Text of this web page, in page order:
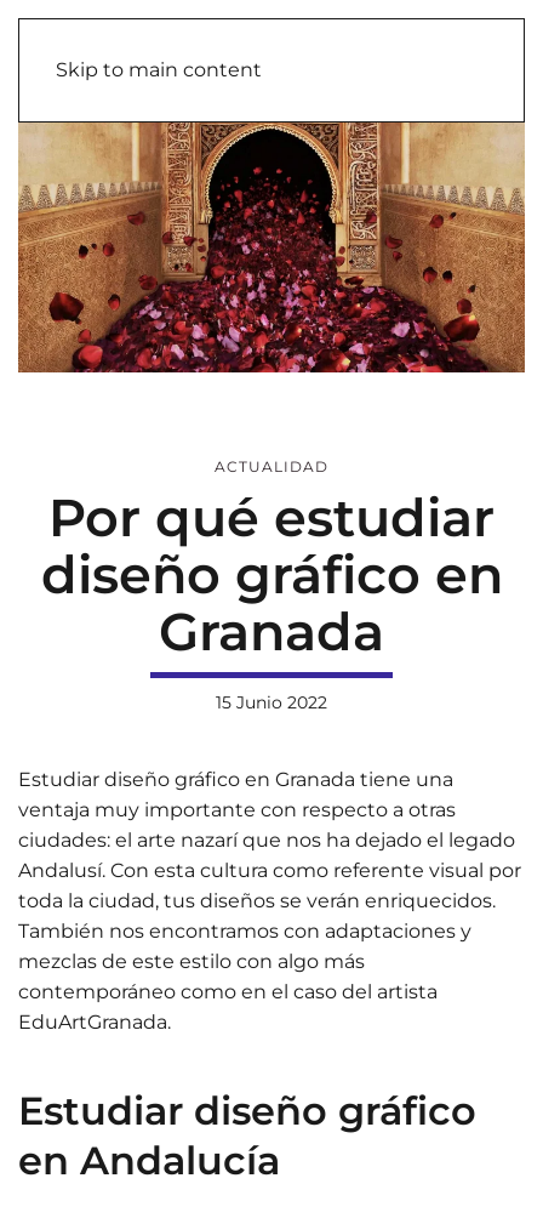
Skip to main content
ACTUALIDAD
Por qué estudiar
diseño gráfico en
Granada
15 Junio 2022
Estudiar diseño gráfico en Granada tiene una
ventaja muy importante con respecto a otras
ciudades: el arte nazarí que nos ha dejado el legado
Andalusí. Con esta cultura como referente visual por
toda la ciudad, tus diseños se verán enriquecidos.
También nos encontramos con adaptaciones y
mezclas de este estilo con algo más
contemporáneo como en el caso del artista
EduArtGranada.
Estudiar diseño gráfico
en Andalucía